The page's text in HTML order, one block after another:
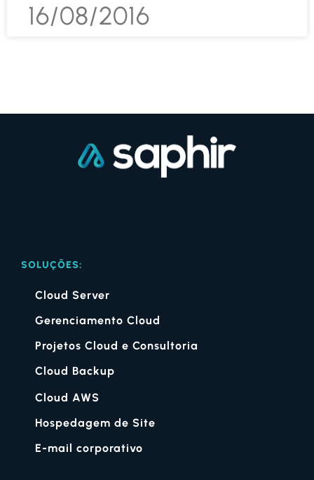
16/08/2016
SOLUÇÕES:
Cloud Server
Gerenciamento Cloud
Projetos Cloud e Consultoria
Cloud Backup
Cloud AWS
Hospedagem de Site
E-mail corporativo